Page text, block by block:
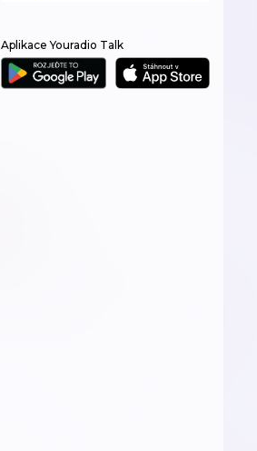
Aplikace Youradio Talk